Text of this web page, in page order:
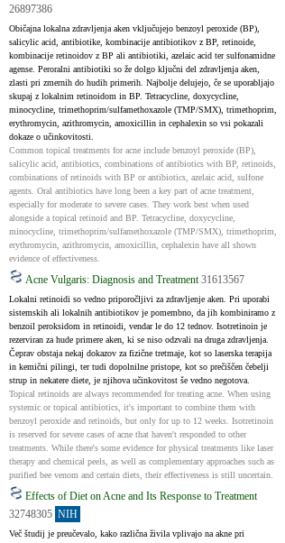
26897386
Običajna lokalna zdravljenja aken vključujejo benzoyl peroxide (BP),
salicylic acid, antibiotike, kombinacije antibiotikov z BP, retinoide,
kombinacije retinoidov z BP ali antibiotiki, azelaic acid ter sulfonamidne
agense. Peroralni antibiotiki so že dolgo ključni del zdravljenja aken,
zlasti pri zmernih do hudih primerih. Najbolje delujejo, če se uporabljajo
skupaj z lokalnim retinoidom in BP. Tetracycline, doxycycline,
minocycline, trimethoprim/sulfamethoxazole (TMP/SMX), trimethoprim,
erythromycin, azithromycin, amoxicillin in cephalexin so vsi pokazali
dokaze o učinkovitosti.
Common topical treatments for acne include benzoyl peroxide (BP),
salicylic acid, antibiotics, combinations of antibiotics with BP, retinoids,
combinations of retinoids with BP or antibiotics, azelaic acid, sulfone
agents. Oral antibiotics have long been a key part of acne treatment,
especially for moderate to severe cases. They work best when used
alongside a topical retinoid and BP. Tetracycline, doxycycline,
minocycline, trimethoprim/sulfamethoxazole (TMP/SMX), trimethoprim,
erythromycin, azithromycin, amoxicillin, cephalexin have all shown
evidence of effectiveness.
Acne Vulgaris: Diagnosis and Treatment31613567
Lokalni retinoidi so vedno priporočljivi za zdravljenje aken. Pri uporabi
sistemskih ali lokalnih antibiotikov je pomembno, da jih kombiniramo z
benzoil peroksidom in retinoidi, vendar le do 12 tednov. Isotretinoin je
rezerviran za hude primere aken, ki se niso odzvali na druga zdravljenja.
Čeprav obstaja nekaj dokazov za fizične tretmaje, kot so laserska terapija
in kemični pilingi, ter tudi dopolnilne pristope, kot so prečiščen čebelji
strup in nekatere diete, je njihova učinkovitost še vedno negotova.
Topical retinoids are always recommended for treating acne. When using
systemic or topical antibiotics, it's important to combine them with
benzoyl peroxide and retinoids, but only for up to 12 weeks. Isotretinoin
is reserved for severe cases of acne that haven't responded to other
treatments. While there's some evidence for physical treatments like laser
therapy and chemical peels, as well as complementary approaches such as
purified bee venom and certain diets, their effectiveness is still uncertain.
Effects of Diet on Acne and Its Response to Treatment
32748305 NIH
Več študij je preučevalo, kako različna živila vplivajo na akne pri